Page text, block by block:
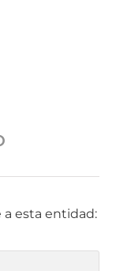
esta entidad: